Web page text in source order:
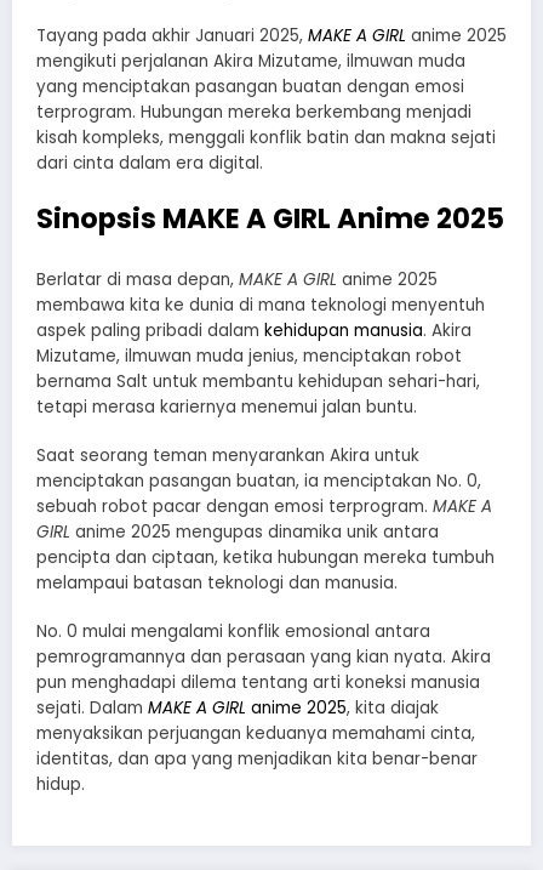
Tayang pada akhir Januari 2025, MAKE A GIRL anime 2025
mengikuti perjalanan Akira Mizutame, ilmuwan muda
yang menciptakan pasangan buatan dengan emosi
terprogram. Hubungan mereka berkembang menjadi
kisah kompleks, menggali konflik batin dan makna sejati
dari cinta dalam era digital.
Sinopsis MAKE A GIRL Anime 2025
Berlatar di masa depan, MAKE A GIRL anime 2025
membawa kita ke dunia di mana teknologi menyentuh
aspek paling pribadi dalam kehidupan manusia. Akira
Mizutame, ilmuwan muda jenius, menciptakan robot
bernama Salt untuk membantu kehidupan sehari-hari,
tetapi merasa kariernya menemui jalan buntu.
Saat seorang teman menyarankan Akira untuk
menciptakan pasangan buatan, ia menciptakan No. 0,
sebuah robot pacar dengan emosi terprogram. MAKE A
GIRL anime 2025 mengupas dinamika unik antara
pencipta dan ciptaan, ketika hubungan mereka tumbuh
melampaui batasan teknologi dan manusia.
No. 0 mulai mengalami konflik emosional antara
pemrogramannya dan perasaan yang kian nyata. Akira
pun menghadapi dilema tentang arti koneksi manusia
sejati. Dalam MAKE A GIRL anime 2025, kita diajak
menyaksikan perjuangan keduanya memahami cinta,
identitas, dan apa yang menjadikan kita benar-benar
hidup.